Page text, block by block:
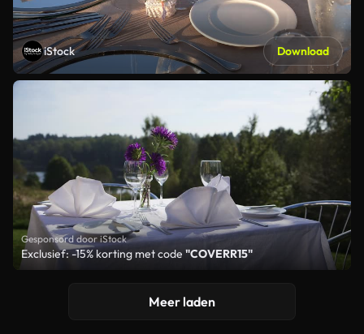
iStock Download
Gesponsord door iStock
Exclusief: -15% korting met code "COVERR15"
Meer laden